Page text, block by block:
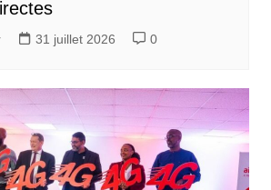
31 juillet 2026 0